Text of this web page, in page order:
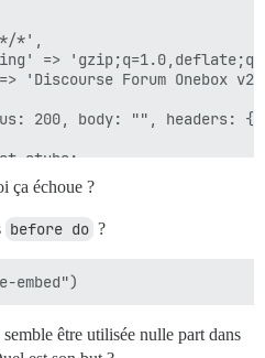
*',
=>
'Discourse Forum Onebox
200, body: "", headers:
stubs:
"https://www.youtube.com/
"https://www.youtube.com/
"https://www.youtube.com/
"https://www.youtube.com/
"https://www.youtube.com/
ça échoue ?
before do ?
être utilisée nulle part dans